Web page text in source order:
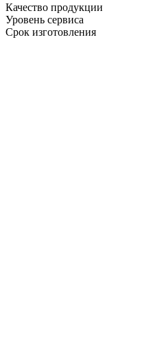
Качество продукции
Уровень сервиса
Срок изготовления